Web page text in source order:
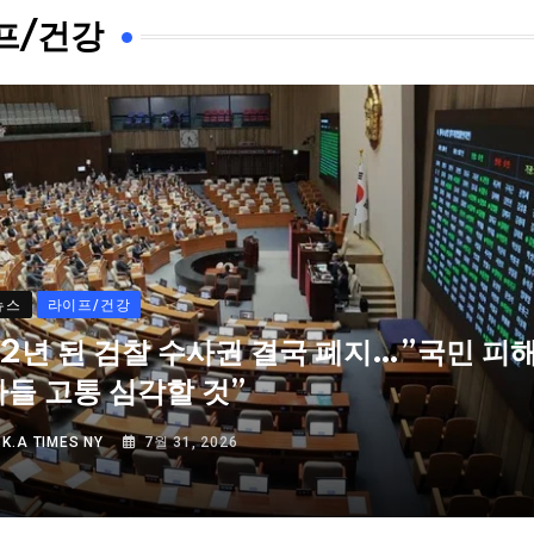
/건강
스 라이프/건강
년 된 검찰 수사권 결국 폐지…”국민 피
들 고통 심각할 것”
K.A TIMES NY 7월 31, 2026